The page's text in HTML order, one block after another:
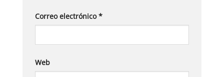
Correo electrónico*
Web